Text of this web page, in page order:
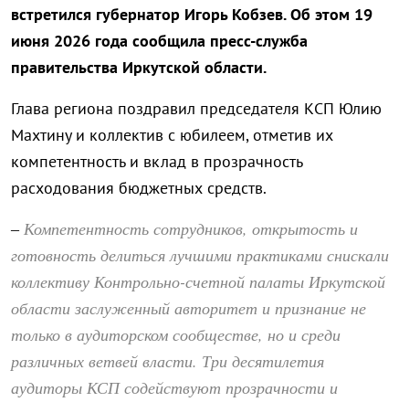
встретился губернатор Игорь Кобзев. Об этом 19
июня 2026 года сообщила пресс-служба
правительства Иркутской области.
Глава региона поздравил председателя КСП Юлию
Махтину и коллектив с юбилеем, отметив их
компетентность и вклад в прозрачность
расходования бюджетных средств.
–Компетентность сотрудников, открытость и
готовность делиться лучшими практиками снискали
коллективу Контрольно-счетной палаты Иркутской
области заслуженный авторитет и признание не
только в аудиторском сообществе, но и среди
различных ветвей власти. Три десятилетия
аудиторы КСП содействуют прозрачности и